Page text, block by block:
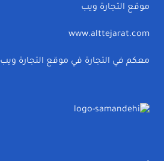
موقع التجارة ويب
www.alttejarat.com
معكم في التجارة في موقع التجارة ويب